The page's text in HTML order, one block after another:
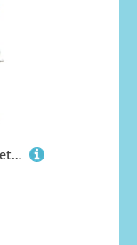
MiniArt 35484 1:35 Figuren Set Panzergrenadiere Set 2 - originalgetreue Nachbildung, Modellbau, Plastik Bausatz, Basteln, Hobby, Kleben, Modellbausatz, Zusammenbauen, unlackiert